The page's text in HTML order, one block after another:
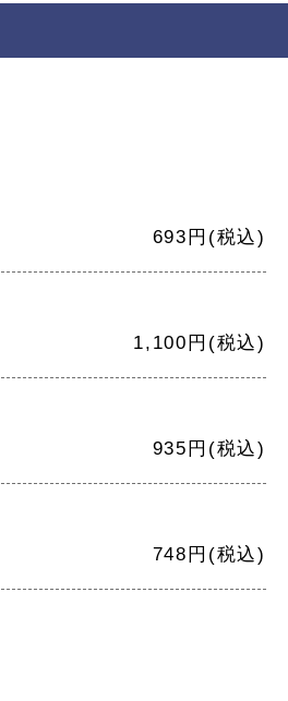
693円(税込)
1,100円(税込)
935円(税込)
748円(税込)